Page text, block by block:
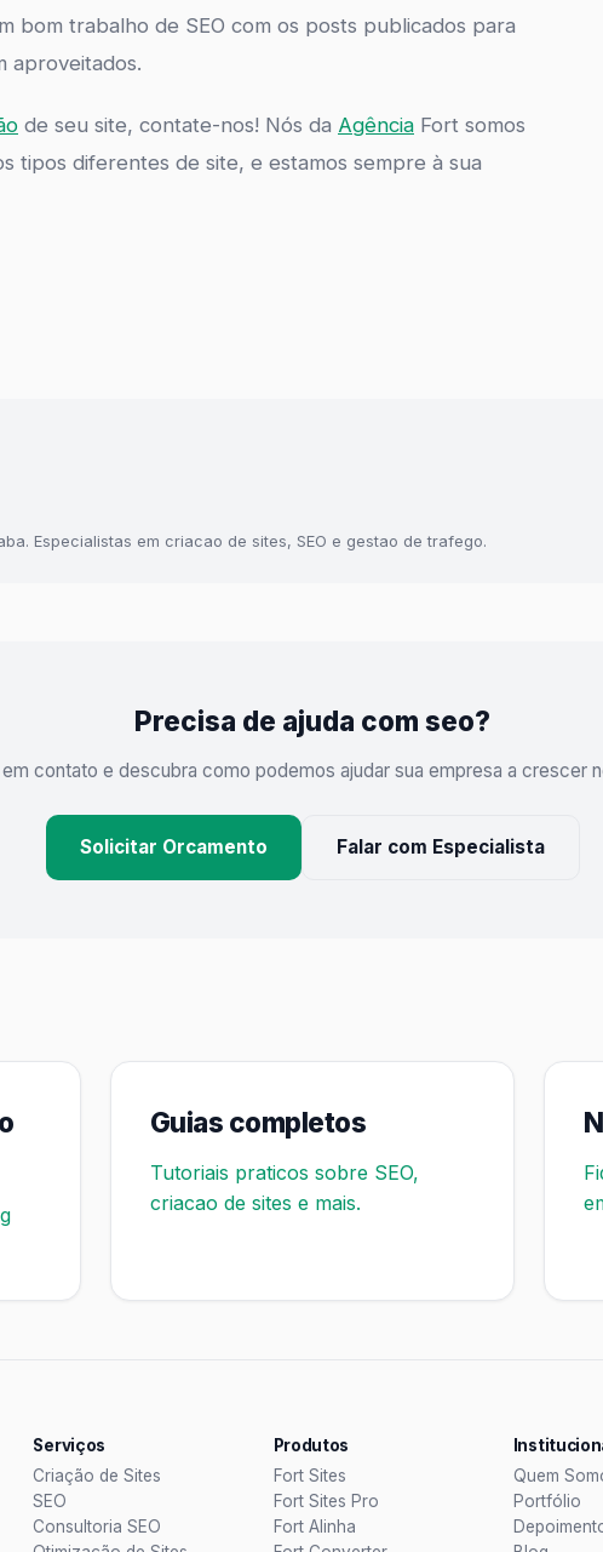
bom trabalho de SEO com os posts publicados para
aproveitados.
de seu site, contate-nos! Nós da Agência Fort somos
tipos diferentes de site, e estamos sempre à sua
Especialistas em criacao de sites, SEO e gestao de trafego.
Precisa de ajuda com seo?
em contato e descubra como podemos ajudar sua empresa a crescer
Solicitar Orcamento Falar com Especialista
Guias completos
Tutoriais praticos sobre SEO,
criacao de sites e mais.
Serviços
Criação de Sites
SEO
Consultoria SEO
Produtos
Fort Sites
Fort Sites Pro
Fort Alinha
Quem
Portfólio